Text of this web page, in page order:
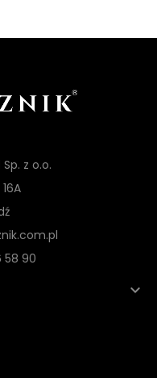
z o.o.
58 90